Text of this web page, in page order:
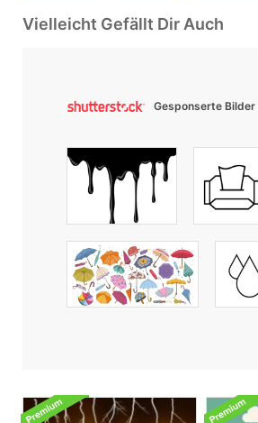
Vielleicht Gefällt Dir Auch
Gesponserte Bilder